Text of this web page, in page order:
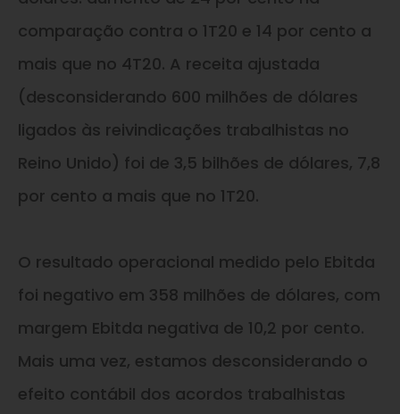
comparação contra o 1T20 e 14 por cento a
mais que no 4T20. A receita ajustada
(desconsiderando 600 milhões de dólares
ligados às reivindicações trabalhistas no
Reino Unido) foi de 3,5 bilhões de dólares, 7,8
por cento a mais que no 1T20.
O resultado operacional medido pelo Ebitda
foi negativo em 358 milhões de dólares, com
margem Ebitda negativa de 10,2 por cento.
Mais uma vez, estamos desconsiderando o
efeito contábil dos acordos trabalhistas